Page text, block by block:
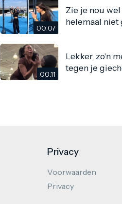
00:07
Zie je nou
helemaal niet
00:11
Lekker, zo'n
tegen je
Privacy
Voorwaarden
Privacy